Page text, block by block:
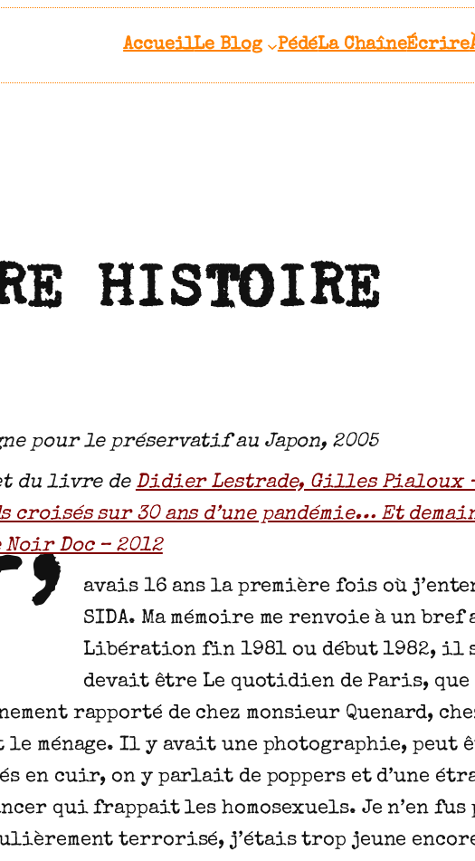
AccueilLe Blog PédéLa ChaîneÉcrire
HISTOIRE
pour le préservatif au Japon, 2005
du livre de Didier Lestrade, Gilles Pialoux –
croisés sur 30 ans d’une pandémie… Et
Doc – 2012
avais 16 ans la première fois où
SIDA. Ma mémoire me renvoie à un
Libération fin 1981 ou début 1982, il
devait être Le quotidien de Paris, que
rapporté de chez monsieur Quenard,
ménage. Il y avait une photographie, peut
en cuir, on y parlait de poppers et d’une
qui frappait les homosexuels. Je n’en fus
terrorisé, j’étais trop jeune